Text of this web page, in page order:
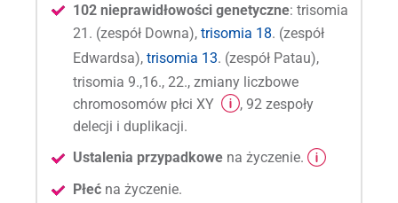
102 nieprawidłowości genetyczne: trisomia
21. (zespół Downa), trisomia 18. (zespół
Edwardsa), trisomia 13. (zespół Patau),
trisomia 9.,16., 22., zmiany liczbowe
chromosomów płci XY
, 92 zespoły
delecji i duplikacji.
Ustalenia przypadkowe na życzenie.
Płeć na życzenie.